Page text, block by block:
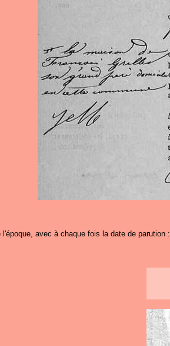
avec à chaque fois la date de parution :